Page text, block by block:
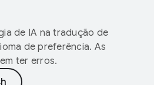
de IA na tradução de
de preferência. As
ter erros.